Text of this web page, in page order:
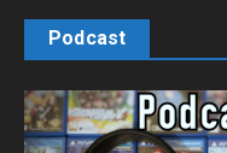
Podcast